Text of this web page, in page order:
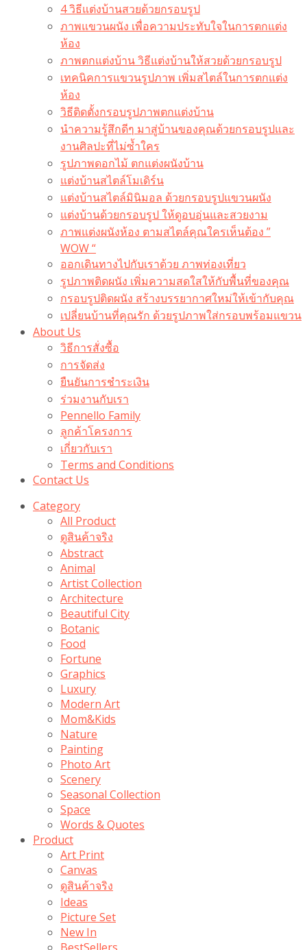
4 วิธีแต่งบ้านสวยด้วยกรอบรูป
ภาพแขวนผนัง เพื่อความประทับใจในการตกแต่ง
ห้อง
ภาพตกแต่งบ้าน วิธีแต่งบ้านให้สวยด้วยกรอบรูป
เทคนิคการแขวนรูปภาพ เพิ่มสไตล์ในการตกแต่ง
ห้อง
วิธีติดตั้งกรอบรูปภาพตกแต่งบ้าน
นำความรู้สึกดีๆ มาสู่บ้านของคุณด้วยกรอบรูปและ
งานศิลปะที่ไม่ซ้ำใคร
รูปภาพดอกไม้ ตกแต่งผนังบ้าน
แต่งบ้านสไตล์โมเดิร์น
แต่งบ้านสไตล์มินิมอล ด้วยกรอบรูปแขวนผนัง
แต่งบ้านด้วยกรอบรูป ให้ดูอบอุ่นและสวยงาม
ภาพแต่งผนังห้อง ตามสไตล์คุณใครเห็นต้อง ”
WOW “
ออกเดินทางไปกับเราด้วย ภาพท่องเที่ยว
รูปภาพติดผนัง เพิ่มความสดใสให้กับพื้นที่ของคุณ
กรอบรูปติดผนัง สร้างบรรยากาศใหม่ให้เข้ากับคุณ
เปลี่ยนบ้านที่คุณรัก ด้วยรูปภาพใส่กรอบพร้อมแขวน​
About Us
วิธีการสั่งซื้อ
การจัดส่ง
ยืนยันการชำระเงิน
ร่วมงานกับเรา
Pennello Family
ลูกค้าโครงการ
เกี่ยวกับเรา
Terms and Conditions
Contact Us
Category
All Product
ดูสินค้าจริง
Abstract
Animal
Artist Collection
Architecture
Beautiful City
Botanic
Food
Fortune
Graphics
Luxury
Modern Art
Mom&Kids
Nature
Painting
Photo Art
Scenery
Seasonal Collection
Space
Words & Quotes
Product
Art Print
Canvas
ดูสินค้าจริง
Ideas
Picture Set
New In
BestSellers